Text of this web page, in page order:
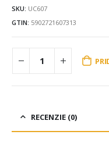
SKU: UC607
GTIN: 5902721607313
RECENZIE (0)